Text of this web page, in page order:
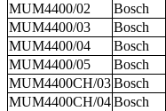
MUM4400/02
Bosch
MUM4400/03
Bosch
MUM4400/04
Bosch
MUM4400/05
Bosch
MUM4400CH/03Bosch
MUM4400CH/04Bosch